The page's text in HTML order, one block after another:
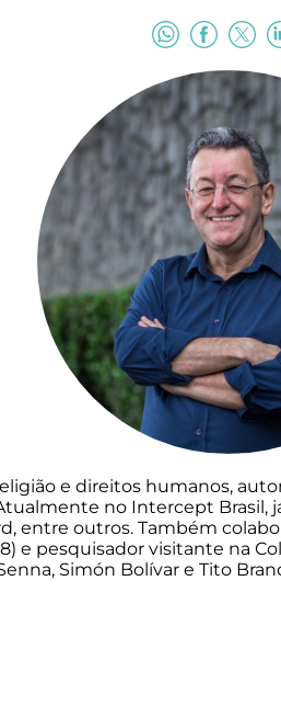
e direitos humanos,
no Intercept Brasil,
entre outros. Também
e pesquisador visitante na
Simón Bolívar e Tito